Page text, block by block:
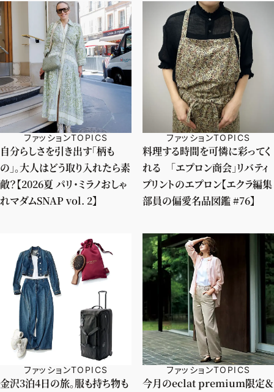
ファッションTOPICS
自分らしさを引き出す「柄も
の」。大人はどう取り入れたら素
敵？【2026夏 パリ・ミラノおしゃ
れマダムSNAP vol. 2】
ファッションTOPICS
料理する時間を可憐に彩ってく
れる 「エプロン商会」リバティ
プリントのエプロン【エクラ編集
部員の偏愛名品図鑑 #76】
ファッションTOPICS
金沢3泊4日の旅。服も持ち物も
ファッションTOPICS
今月のeclat premium限定＆